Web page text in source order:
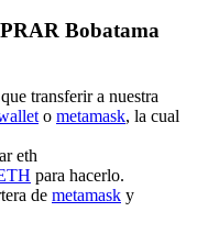
Bobatama
transferir a nuestra
o metamask, la cual
eth
para hacerlo.
de metamask y